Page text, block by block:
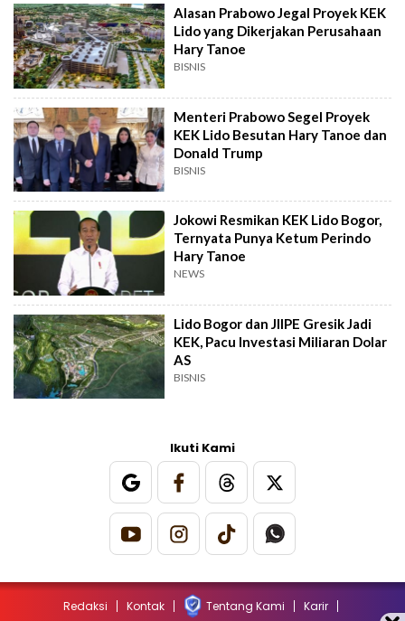
Alasan Prabowo Jegal Proyek KEK
Lido yang Dikerjakan Perusahaan
Hary Tanoe
BISNIS
Menteri Prabowo Segel Proyek
KEK Lido Besutan Hary Tanoe dan
Donald Trump
BISNIS
Jokowi Resmikan KEK Lido Bogor,
Ternyata Punya Ketum Perindo
Hary Tanoe
NEWS
Lido Bogor dan JIIPE Gresik Jadi
KEK, Pacu Investasi Miliaran Dolar
AS
BISNIS
Ikuti Kami
Redaksi Kontak Tentang Kami Karir